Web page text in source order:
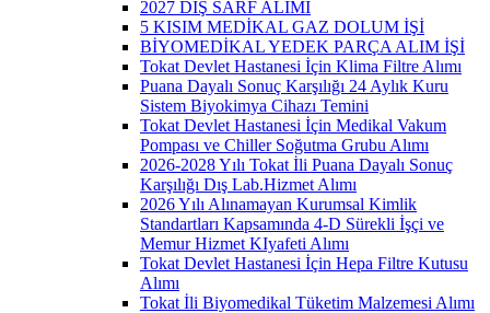
2027 DİŞ SARF ALIMI
5 KISIM MEDİKAL GAZ DOLUM İŞİ
BİYOMEDİKAL YEDEK PARÇA ALIM İŞİ
Tokat Devlet Hastanesi İçin Klima Filtre Alımı
Puana Dayalı Sonuç Karşılığı 24 Aylık Kuru
Sistem Biyokimya Cihazı Temini
Tokat Devlet Hastanesi İçin Medikal Vakum
Pompası ve Chiller Soğutma Grubu Alımı
2026-2028 Yılı Tokat İli Puana Dayalı Sonuç
Karşılığı Dış Lab.Hizmet Alımı
2026 Yılı Alınamayan Kurumsal Kimlik
Standartları Kapsamında 4-D Sürekli İşçi ve
Memur Hizmet KIyafeti Alımı
Tokat Devlet Hastanesi İçin Hepa Filtre Kutusu
Alımı
Tokat İli Biyomedikal Tüketim Malzemesi Alımı